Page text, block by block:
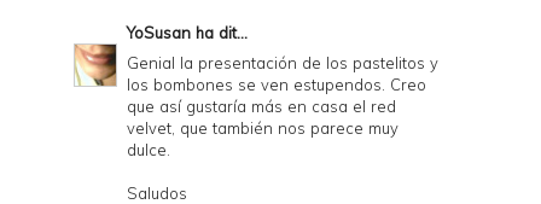
YoSusan ha dit...
Genial la presentación de los pastelitos y
los bombones se ven estupendos. Creo
que así gustaría más en casa el red
velvet, que también nos parece muy
dulce.
Saludos